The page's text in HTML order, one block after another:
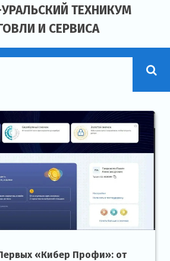
ТЕХНИКУМ
И СЕРВИСА
«Кибер Профи»: от